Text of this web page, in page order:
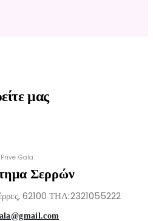
μας
Prive Gala
Σερρών
62100 ΤΗΛ:2321055222